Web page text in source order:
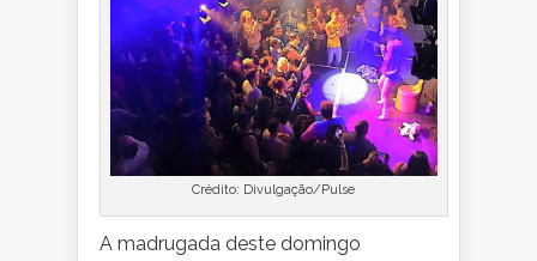
Crédito: Divulgação/Pulse
A madrugada deste domingo